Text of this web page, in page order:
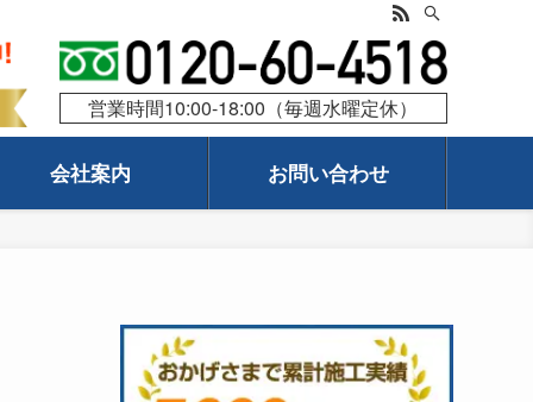
会社案内 お問い合わせ
営業時間10:00-18:00（毎週水曜定休）